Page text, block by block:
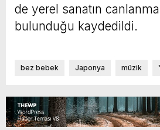
de yerel sanatın
bulunduğu kaydedildi.
bez bebek Japonya müzik